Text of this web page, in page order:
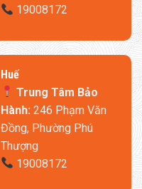
19008172
​Huế
Trung Tâm Bảo
Hành:246 Phạm Văn
Đồng, Phường Phú
Thượng
19008172